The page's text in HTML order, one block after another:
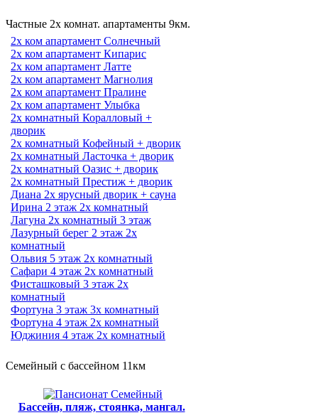
Частные 2х комнат. апартаменты 9км.
2х ком апартамент Солнечный
2х ком апартамент Кипарис
2х ком апартамент Латте
2х ком апартамент Магнолия
2х ком апартамент Пралине
2х ком апартамент Улыбка
2х комнатный Коралловый +
дворик
2х комнатный Кофейный + дворик
2х комнатный Ласточка + дворик
2х комнатный Оазис + дворик
2х комнатный Престиж + дворик
Диана 2х ярусный дворик + сауна
Ирина 2 этаж 2х комнатный
Лагуна 2х комнатный 3 этаж
Лазурный берег 2 этаж 2х
комнатный
Ольвия 5 этаж 2х комнатный
Сафари 4 этаж 2х комнатный
Фисташковый 3 этаж 2х
комнатный
Фортуна 3 этаж 3х комнатный
Фортуна 4 этаж 2х комнатный
Юджиния 4 этаж 2х комнатный
Семейный с бассейном 11км
Бассейн, пляж, стоянка, мангал.